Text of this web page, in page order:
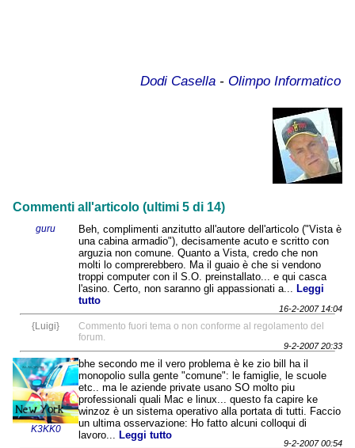
Dodi Casella - Olimpo Informatico
Commenti all'articolo (ultimi 5 di 14)
guru
Beh, complimenti anzitutto all'autore dell'articolo ("Vista è
una cabina armadio"), decisamente acuto e scritto con
arguzia non comune. Quanto a Vista, credo che non
molti lo comprerebbero. Ma il guaio è che si vendono
troppi computer con il S.O. preinstallato... e qui casca
l'asino. Certo, non saranno gli appassionati a... Leggi
tutto
16-2-2007 14:04
{Luigi}
Commento fuori tema o non conforme al regolamento del
forum.
9-2-2007 20:33
K3KK0
bhe secondo me il vero problema è ke zio bill ha il
monopolio sulla gente "comune": le famiglie, le scuole
etc.. ma le aziende private usano SO molto piu
professionali quali Mac e linux... questo fa capire ke
winzoz è un sistema operativo alla portata di tutti. Faccio
un ultima osservazione: Ho fatto alcuni colloqui di
lavoro...
Leggi tutto
9-2-2007 00:54